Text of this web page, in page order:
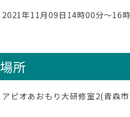
2021年11月09日14時00分～16
場所
アピオあおもり大研修室2(青森